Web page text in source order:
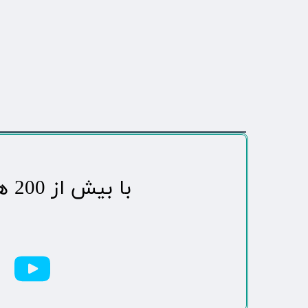
​با بیش از 200 هزاردنبال کننده محبوب ترین رسانه مردمی شهر مهاباد​​​​​​​​​​​​​​